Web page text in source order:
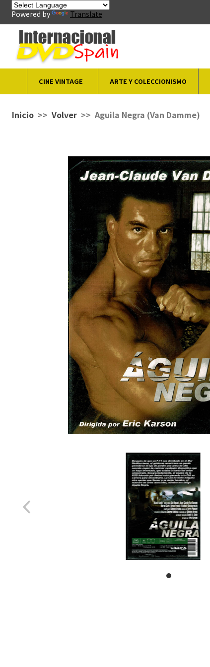
Powered by Translate
CINE VINTAGE ARTE Y COLECCIONISMO
Inicio Volver Aguila Negra (Van Damme)